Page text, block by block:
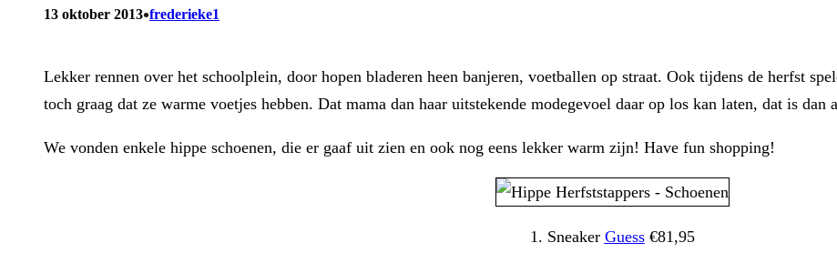
13 oktober 2013•frederieke1
Lekker rennen over het schoolplein, door hopen bladeren heen banjeren, voetballen op straat. Ook tijdens de herfst
toch graag dat ze warme voetjes hebben. Dat mama dan haar uitstekende modegevoel daar op los kan laten, dat is dan
We vonden enkele hippe schoenen, die er gaaf uit zien en ook nog eens lekker warm zijn! Have fun shopping!
1. Sneaker Guess€81,95